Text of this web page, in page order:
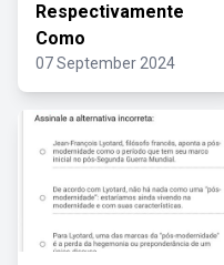
Respectivamente
Como
07 September 2024